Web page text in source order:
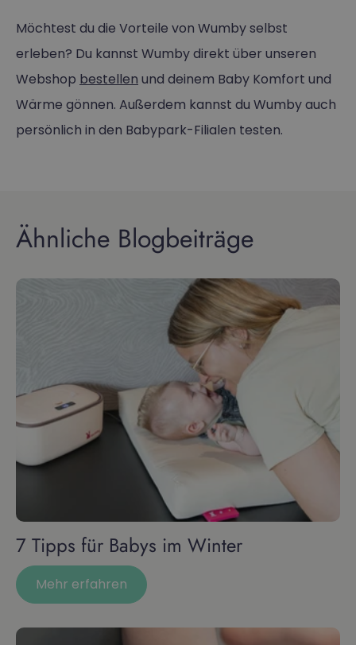
Möchtest du die Vorteile von Wumby selbst
erleben? Du kannst Wumby direkt über unseren
Webshop bestellen und deinem Baby Komfort und
Wärme gönnen. Außerdem kannst du Wumby auch
persönlich in den Babypark-Filialen testen.
Ähnliche Blogbeiträge
7 Tipps für Babys im Winter
Mehr erfahren